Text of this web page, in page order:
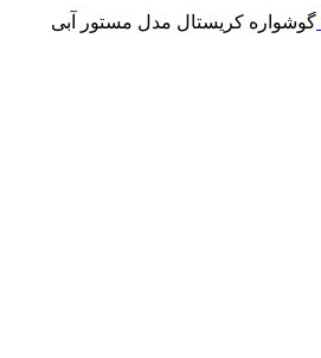
گوشواره کریستال مدل مستور آبی